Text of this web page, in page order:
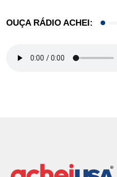
OUÇA RÁDIO ACHEI: